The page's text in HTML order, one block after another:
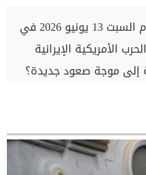
سعر الدولار اليوم السبت 13 يونيو 2026 في
الأمريكية الإيرانية
إلى موجة صعود جديدة؟